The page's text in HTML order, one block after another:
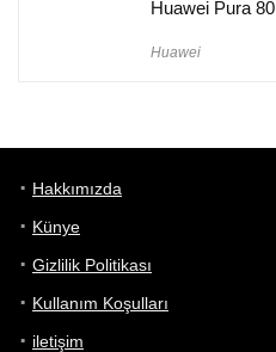
Huawei Pura 80
Huawei
Hakkımızda
Künye
Gizlilik Politikası
Kullanım Koşulları
iletişim